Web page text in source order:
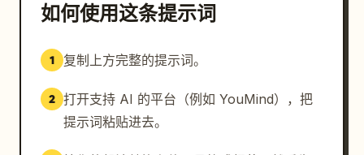
如何使用这条提示词
1 复制上方完整的提示词。
2 打开支持 AI 的平台（例如 YouMind），把
提示词粘贴进去。